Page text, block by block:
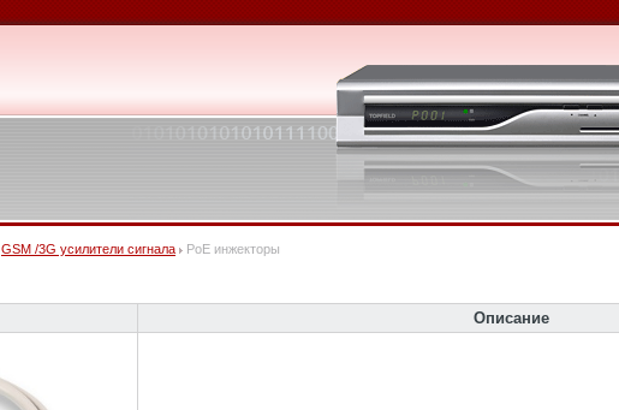
GSM /3G усилители сигнала PoE инжекторы
Описание